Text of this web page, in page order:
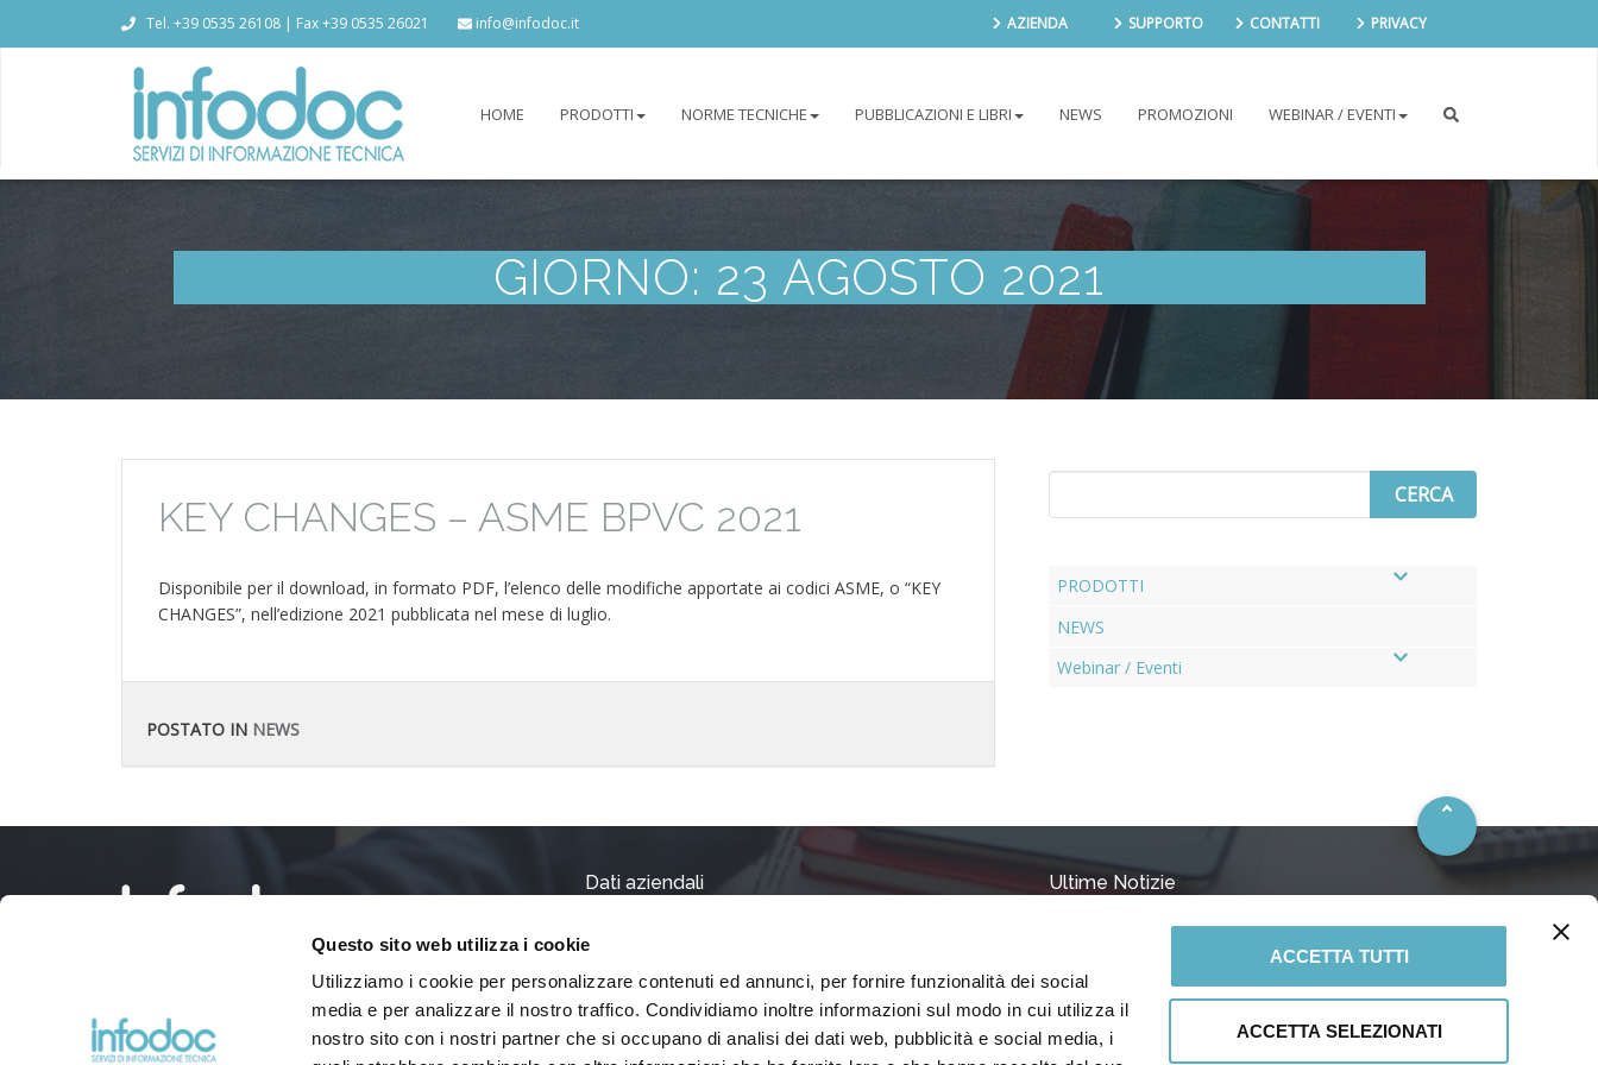
Questo sito web utilizza i cookie
Utilizziamo i cookie per personalizzare contenuti ed annunci, per fornire funzionalità dei social
media e per analizzare il nostro traffico. Condividiamo inoltre informazioni sul modo in cui utilizza il
nostro sito con i nostri partner che si occupano di analisi dei dati web, pubblicità e social media, i
ACCETTA TUTTI
ACCETTA SELEZIONATI
Tel. +39 0535 26108 | Fax +39 0535 26021 info@infodoc.it AZIENDA SUPPORTO CONTATTI PRIVACY
HOME PRODOTTI NORME TECNICHE PUBBLICAZIONI E LIBRI NEWS PROMOZIONI WEBINAR / EVENTI
GIORNO: 23 AGOSTO 2021
KEY CHANGES – ASME BPVC 2021
Disponibile per il download, in formato PDF, l’elenco delle modifiche apportate ai codici ASME, o “KEY
CHANGES”, nell’edizione 2021 pubblicata nel mese di luglio.
POSTATO IN NEWS
Search
PRODOTTI
NEWS
Webinar / Eventi
41037 Mirandola (Modena) – Italy
Tel:(+39) 0535 26108
– Fax: 0535 26021
Dati aziendali
Capitale Soc. Euro 51.480 i.v.
Iscr. Trib. Modena Reg. Soc. N. 20076
C.C.I.A.A. 223234
Ultime Notizie
API STD 610:2026 – Centrifugal Pumps for Petroleum,
Petrochemical and Natural Gas Industries
8 Luglio 2026
Chiusura uffici in agosto